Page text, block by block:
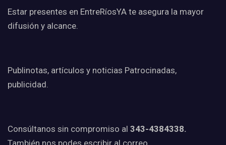
Estar presentes en EntreRíosYA te asegura la mayor
difusión y alcance.
Publinotas, artículos y noticias Patrocinadas,
publicidad.
Consúltanos sin compromiso al 343-4384338.